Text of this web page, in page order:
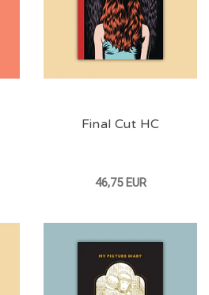
Final Cut HC
46,75 EUR